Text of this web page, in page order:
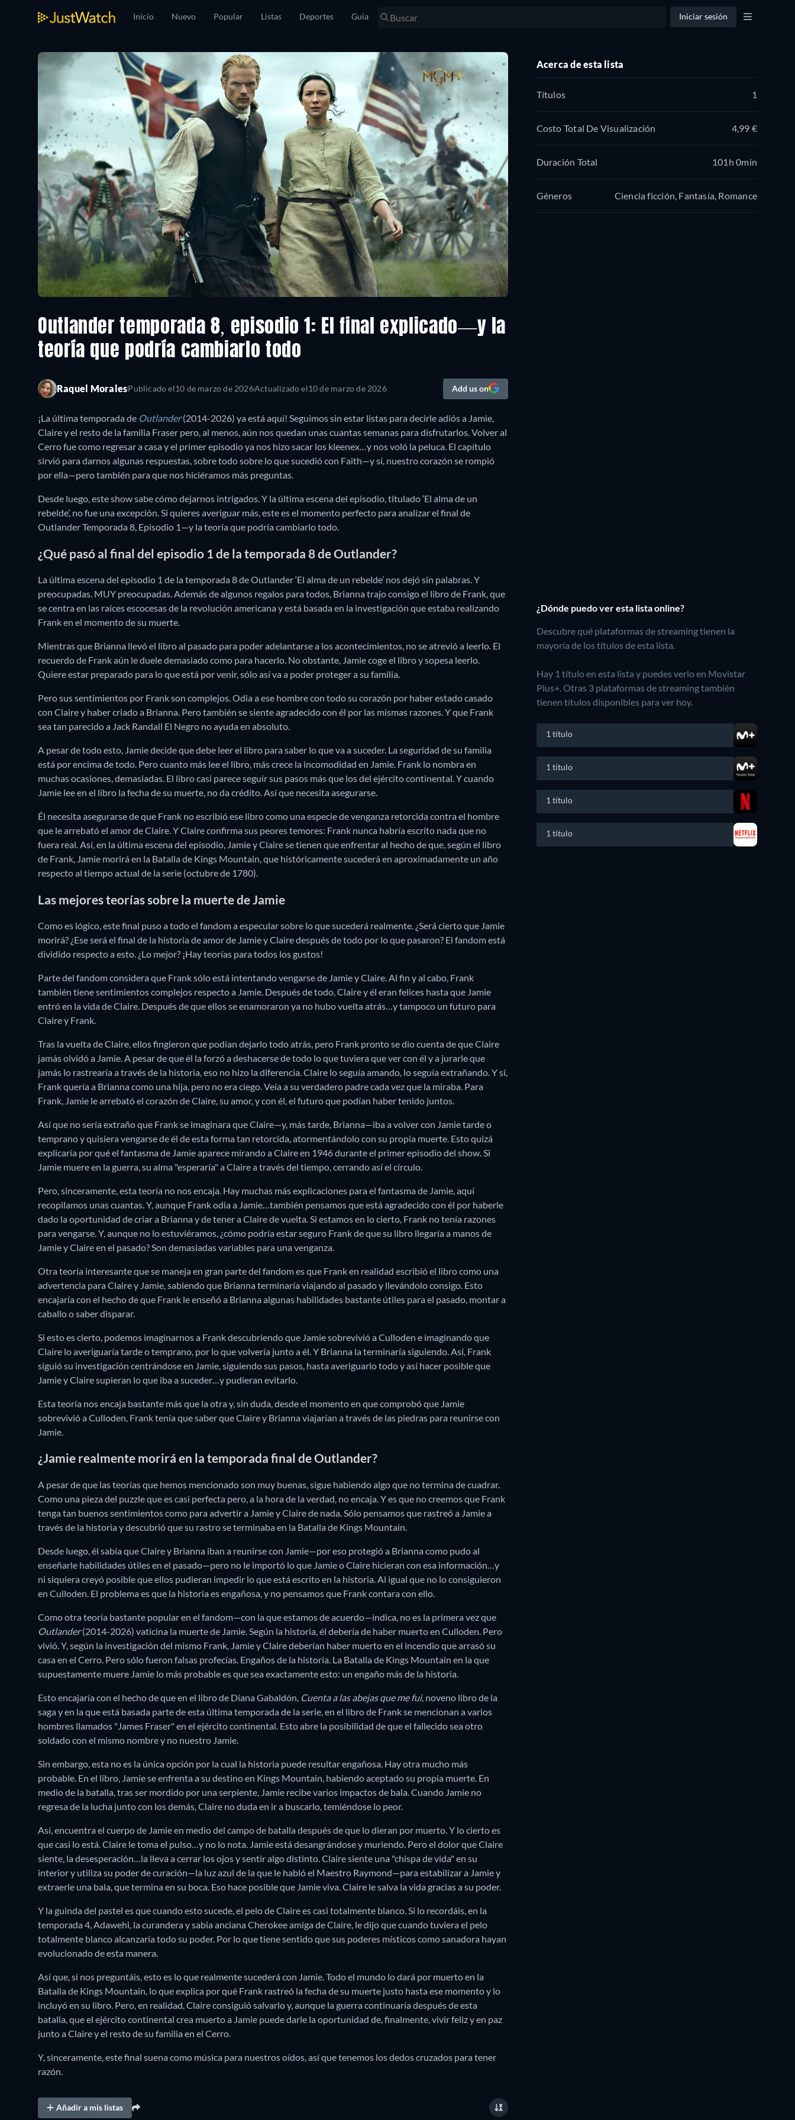
Inicio Nuevo Popular Listas Deportes Guía Iniciar sesión
Outlander temporada 8, episodio 1: El final explicado—y la
teoría que podría cambiarlo todo
Raquel MoralesPublicado el10 de marzo de 2026Actualizado el10 de marzo de 2026 Add us on
¡La última temporada de Outlander(2014-2026) ya está aquí! Seguimos sin estar listas para decirle adiós a Jamie,
Claire y el resto de la familia Fraser pero, al menos, aún nos quedan unas cuantas semanas para disfrutarlos. Volver al
Cerro fue como regresar a casa y el primer episodio ya nos hizo sacar los kleenex…y nos voló la peluca. El capítulo
sirvió para darnos algunas respuestas, sobre todo sobre lo que sucedió con Faith—y sí, nuestro corazón se rompió
por ella—pero también para que nos hiciéramos más preguntas.
Desde luego, este show sabe cómo dejarnos intrigados. Y la última escena del episodio, titulado ‘El alma de un
rebelde’, no fue una excepción. Si quieres averiguar más, este es el momento perfecto para analizar el final de
Outlander Temporada 8, Episodio 1—y la teoría que podría cambiarlo todo.
¿Qué pasó al final del episodio 1 de la temporada 8 de Outlander?
La última escena del episodio 1 de la temporada 8 de Outlander ‘El alma de un rebelde’ nos dejó sin palabras. Y
preocupadas. MUY preocupadas. Además de algunos regalos para todos, Brianna trajo consigo el libro de Frank, que
se centra en las raíces escocesas de la revolución americana y está basada en la investigación que estaba realizando
Frank en el momento de su muerte.
Mientras que Brianna llevó el libro al pasado para poder adelantarse a los acontecimientos, no se atrevió a leerlo. El
recuerdo de Frank aún le duele demasiado como para hacerlo. No obstante, Jamie coge el libro y sopesa leerlo.
Quiere estar preparado para lo que está por venir, sólo así va a poder proteger a su familia.
Pero sus sentimientos por Frank son complejos. Odia a ese hombre con todo su corazón por haber estado casado
con Claire y haber criado a Brianna. Pero también se siente agradecido con él por las mismas razones. Y que Frank
sea tan parecido a Jack Randall El Negro no ayuda en absoluto.
A pesar de todo esto, Jamie decide que debe leer el libro para saber lo que va a suceder. La seguridad de su familia
está por encima de todo. Pero cuanto más lee el libro, más crece la incomodidad en Jamie. Frank lo nombra en
muchas ocasiones, demasiadas. El libro casi parece seguir sus pasos más que los del ejército continental. Y cuando
Jamie lee en el libro la fecha de su muerte, no da crédito. Así que necesita asegurarse.
Él necesita asegurarse de que Frank no escribió ese libro como una especie de venganza retorcida contra el hombre
que le arrebató el amor de Claire. Y Claire confirma sus peores temores: Frank nunca habría escrito nada que no
fuera real. Así, en la última escena del episodio, Jamie y Claire se tienen que enfrentar al hecho de que, según el libro
de Frank, Jamie morirá en la Batalla de Kings Mountain, que históricamente sucederá en aproximadamente un año
respecto al tiempo actual de la serie (octubre de 1780).
Las mejores teorías sobre la muerte de Jamie
Como es lógico, este final puso a todo el fandom a especular sobre lo que sucederá realmente. ¿Será cierto que Jamie
morirá? ¿Ese será el final de la historia de amor de Jamie y Claire después de todo por lo que pasaron? El fandom está
dividido respecto a esto. ¿Lo mejor? ¡Hay teorías para todos los gustos!
Parte del fandom considera que Frank sólo está intentando vengarse de Jamie y Claire. Al fin y al cabo, Frank
también tiene sentimientos complejos respecto a Jamie. Después de todo, Claire y él eran felices hasta que Jamie
entró en la vida de Claire. Después de que ellos se enamoraron ya no hubo vuelta atrás…y tampoco un futuro para
Claire y Frank.
Tras la vuelta de Claire, ellos fingieron que podían dejarlo todo atrás, pero Frank pronto se dio cuenta de que Claire
jamás olvidó a Jamie. A pesar de que él la forzó a deshacerse de todo lo que tuviera que ver con él y a jurarle que
jamás lo rastrearía a través de la historia, eso no hizo la diferencia. Claire lo seguía amando, lo seguía extrañando. Y sí,
Frank quería a Brianna como una hija, pero no era ciego. Veía a su verdadero padre cada vez que la miraba. Para
Frank, Jamie le arrebató el corazón de Claire, su amor, y con él, el futuro que podían haber tenido juntos.
Así que no sería extraño que Frank se imaginara que Claire—y, más tarde, Brianna—iba a volver con Jamie tarde o
temprano y quisiera vengarse de él de esta forma tan retorcida, atormentándolo con su propia muerte. Esto quizá
explicaría por qué el fantasma de Jamie aparece mirando a Claire en 1946 durante el primer episodio del show. Si
Jamie muere en la guerra, su alma "esperaría" a Claire a través del tiempo, cerrando así el círculo.
Pero, sinceramente, esta teoría no nos encaja. Hay muchas más explicaciones para el fantasma de Jamie, aquí
recopilamos unas cuantas. Y, aunque Frank odia a Jamie…también pensamos que está agradecido con él por haberle
dado la oportunidad de criar a Brianna y de tener a Claire de vuelta. Si estamos en lo cierto, Frank no tenía razones
para vengarse. Y, aunque no lo estuviéramos, ¿cómo podría estar seguro Frank de que su libro llegaría a manos de
Jamie y Claire en el pasado? Son demasiadas variables para una venganza.
Otra teoría interesante que se maneja en gran parte del fandom es que Frank en realidad escribió el libro como una
advertencia para Claire y Jamie, sabiendo que Brianna terminaría viajando al pasado y llevándolo consigo. Esto
encajaría con el hecho de que Frank le enseñó a Brianna algunas habilidades bastante útiles para el pasado, montar a
caballo o saber disparar.
Si esto es cierto, podemos imaginarnos a Frank descubriendo que Jamie sobrevivió a Culloden e imaginando que
Claire lo averiguaría tarde o temprano, por lo que volvería junto a él. Y Brianna la terminaría siguiendo. Así, Frank
siguió su investigación centrándose en Jamie, siguiendo sus pasos, hasta averiguarlo todo y así hacer posible que
Jamie y Claire supieran lo que iba a suceder…y pudieran evitarlo.
Esta teoría nos encaja bastante más que la otra y, sin duda, desde el momento en que comprobó que Jamie
sobrevivió a Culloden, Frank tenía que saber que Claire y Brianna viajarían a través de las piedras para reunirse con
Jamie.
¿Jamie realmente morirá en la temporada final de Outlander?
A pesar de que las teorías que hemos mencionado son muy buenas, sigue habiendo algo que no termina de cuadrar.
Como una pieza del puzzle que es casi perfecta pero, a la hora de la verdad, no encaja. Y es que no creemos que Frank
tenga tan buenos sentimientos como para advertir a Jamie y Claire de nada. Sólo pensamos que rastreó a Jamie a
través de la historia y descubrió que su rastro se terminaba en la Batalla de Kings Mountain.
Desde luego, él sabía que Claire y Brianna iban a reunirse con Jamie—por eso protegió a Brianna como pudo al
enseñarle habilidades útiles en el pasado—pero no le importó lo que Jamie o Claire hicieran con esa información…y
ni siquiera creyó posible que ellos pudieran impedir lo que está escrito en la historia. Al igual que no lo consiguieron
en Culloden. El problema es que la historia es engañosa, y no pensamos que Frank contara con ello.
Como otra teoría bastante popular en el fandom—con la que estamos de acuerdo—indica, no es la primera vez que
Outlander(2014-2026) vaticina la muerte de Jamie. Según la historia, él debería de haber muerto en Culloden. Pero
vivió. Y, según la investigación del mismo Frank, Jamie y Claire deberían haber muerto en el incendio que arrasó su
casa en el Cerro. Pero sólo fueron falsas profecías. Engaños de la historia. La Batalla de Kings Mountain en la que
supuestamente muere Jamie lo más probable es que sea exactamente esto: un engaño más de la historia.
Esto encajaría con el hecho de que en el libro de Diana Gabaldón, Cuenta a las abejas que me fui, noveno libro de la
saga y en la que está basada parte de esta última temporada de la serie, en el libro de Frank se mencionan a varios
hombres llamados "James Fraser" en el ejército continental. Esto abre la posibilidad de que el fallecido sea otro
soldado con el mismo nombre y no nuestro Jamie.
Sin embargo, esta no es la única opción por la cual la historia puede resultar engañosa. Hay otra mucho más
probable. En el libro, Jamie se enfrenta a su destino en Kings Mountain, habiendo aceptado su propia muerte. En
medio de la batalla, tras ser mordido por una serpiente, Jamie recibe varios impactos de bala. Cuando Jamie no
regresa de la lucha junto con los demás, Claire no duda en ir a buscarlo, temiéndose lo peor.
Así, encuentra el cuerpo de Jamie en medio del campo de batalla después de que lo dieran por muerto. Y lo cierto es
que casi lo está. Claire le toma el pulso…y no lo nota. Jamie está desangrándose y muriendo. Pero el dolor que Claire
siente, la desesperación…la lleva a cerrar los ojos y sentir algo distinto. Claire siente una "chispa de vida" en su
interior y utiliza su poder de curación—la luz azul de la que le habló el Maestro Raymond—para estabilizar a Jamie y
extraerle una bala, que termina en su boca. Eso hace posible que Jamie viva. Claire le salva la vida gracias a su poder.
Y la guinda del pastel es que cuando esto sucede, el pelo de Claire es casi totalmente blanco. Si lo recordáis, en la
temporada 4, Adawehi, la curandera y sabia anciana Cherokee amiga de Claire, le dijo que cuando tuviera el pelo
totalmente blanco alcanzaría todo su poder. Por lo que tiene sentido que sus poderes místicos como sanadora hayan
evolucionado de esta manera.
Así que, si nos preguntáis, esto es lo que realmente sucederá con Jamie. Todo el mundo lo dará por muerto en la
Batalla de Kings Mountain, lo que explica por qué Frank rastreó la fecha de su muerte justo hasta ese momento y lo
incluyó en su libro. Pero, en realidad, Claire consiguió salvarlo y, aunque la guerra continuaría después de esta
batalla, que el ejército continental crea muerto a Jamie puede darle la oportunidad de, finalmente, vivir feliz y en paz
junto a Claire y el resto de su familia en el Cerro.
Y, sinceramente, este final suena como música para nuestros oídos, así que tenemos los dedos cruzados para tener
razón.
Añadir a mis listas
Acerca de esta lista
Títulos 1
Costo Total De Visualización 4,99 €
Duración Total 101h 0min
Géneros Ciencia ficción, Fantasía, Romance
¿Dónde puedo ver esta lista online?
Descubre qué plataformas de streaming tienen la
mayoría de los títulos de esta lista.
Hay 1 título en esta lista y puedes verlo en Movistar
Plus+.Otras 3 plataformas de streaming también
tienen títulos disponibles para ver hoy.
1 título
1 título
1 título
1 título